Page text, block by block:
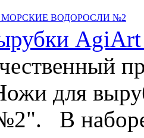
для
В